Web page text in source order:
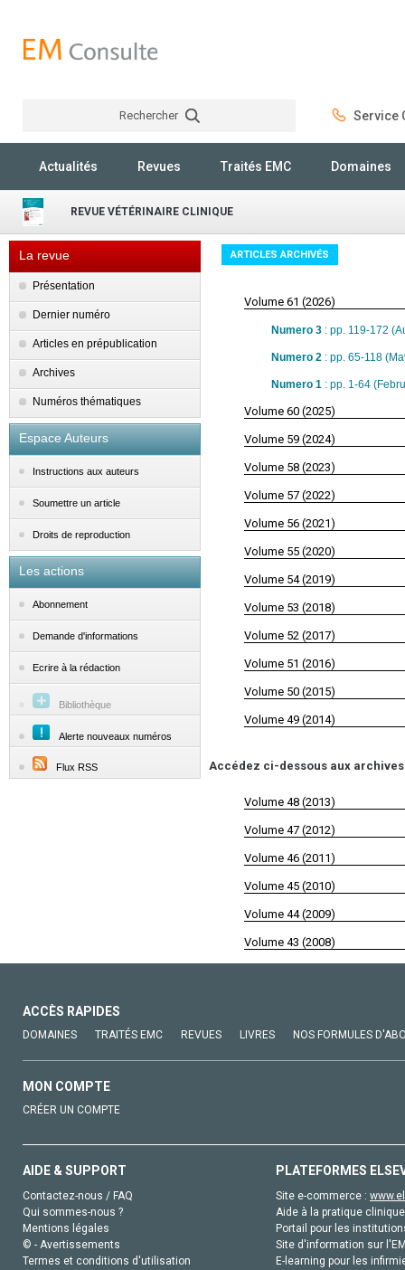
Rechercher Service
Actualités Revues Traités EMC Domaines
REVUE VÉTÉRINAIRE CLINIQUE
La revue
Présentation
Dernier numéro
Articles en prépublication
Archives
Numéros thématiques
Espace Auteurs
Instructions aux auteurs
Soumettre un article
Droits de reproduction
Les actions
Abonnement
Demande d'informations
Ecrire à la rédaction
Bibliothèque
Alerte nouveaux numéros
Flux RSS
ARTICLES ARCHIVÉS
Volume 61 (2026)
Numero 3 : pp. 119-172
Numero 2 : pp. 65-118
Numero 1 : pp. 1-64
Volume 60 (2025)
Volume 59 (2024)
Volume 58 (2023)
Volume 57 (2022)
Volume 56 (2021)
Volume 55 (2020)
Volume 54 (2019)
Volume 53 (2018)
Volume 52 (2017)
Volume 51 (2016)
Volume 50 (2015)
Volume 49 (2014)
Accédez ci-dessous aux
Volume 48 (2013)
Volume 47 (2012)
Volume 46 (2011)
Volume 45 (2010)
Volume 44 (2009)
Volume 43 (2008)
ACCÈS RAPIDES
DOMAINES TRAITÉS EMC REVUES LIVRES NOS FORMULES
MON COMPTE
CRÉER UN COMPTE
AIDE & SUPPORT
Contactez-nous / FAQ
Qui sommes-nous ?
Mentions légales
© - Avertissements
Termes et conditions d'utilisation
PLATEFORMES
Site e-commerce :
Aide à la pratique
Portail pour les
Site d'information sur
E-learning pour les